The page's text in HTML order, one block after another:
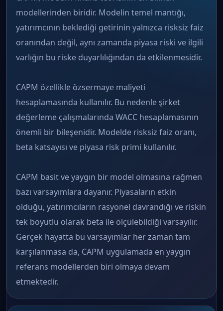
modellerinden biridir. Modelin temel mantığı,
yatırımcının beklediği getirinin yalnızca risksiz faiz
oranından değil, aynı zamanda piyasa riski ve ilgili
varlığın bu riske duyarlılığından da etkilenmesidir.
CAPM özellikle özsermaye maliyeti
hesaplamasında kullanılır. Bu nedenle şirket
değerleme çalışmalarında WACC hesaplamasının
önemli bir bileşenidir. Modelde risksiz faiz oranı,
beta katsayısı ve piyasa risk primi kullanılır.
CAPM basit ve yaygın bir model olmasına rağmen
bazı varsayımlara dayanır. Piyasaların etkin
olduğu, yatırımcıların rasyonel davrandığı ve riskin
tek boyutlu olarak beta ile ölçülebildiği varsayılır.
Gerçek hayatta bu varsayımlar her zaman tam
karşılanmasa da, CAPM uygulamada en yaygın
referans modellerden biri olmaya devam
etmektedir.